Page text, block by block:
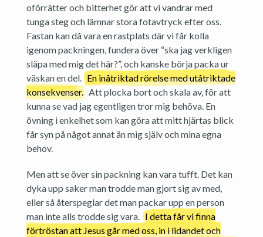
oförrätter och bitterhet gör att vi vandrar med
tunga steg och lämnar stora fotavtryck efter oss.
Fastan kan då vara en rastplats där vi får kolla
igenom packningen, fundera över “ska jag verkligen
släpa med mig det här?”, och kanske börja packa ur
väskan en del. En inåtriktad rörelse med utåtriktade
konsekvenser. Att plocka bort och skala av, för att
kunna se vad jag egentligen tror mig behöva. En
övning i enkelhet som kan göra att mitt hjärtas blick
får syn på något annat än mig själv och mina egna
behov.
Men att se över sin packning kan vara tufft. Det kan
dyka upp saker man trodde man gjort sig av med,
eller så återspeglar det man packar upp en person
man inte alls trodde sig vara. I detta får vi finna
förtröstan att Jesus går med oss, in i lidandet och